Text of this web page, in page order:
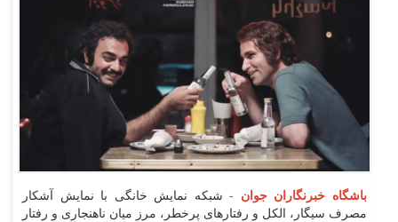
باشگاه خبرنگاران جوان - شبکه نمایش خانگی با نمایش آشکار
مصرف سیگار، الکل و رفتارهای پرخطر، مرز میان ناهنجاری و رفتار